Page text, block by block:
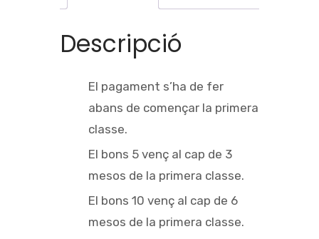
Descripció
El pagament s’ha de fer
abans de començar la primera
classe.
El bons 5 venç al cap de 3
mesos de la primera classe.
El bons 10 venç al cap de 6
mesos de la primera classe.